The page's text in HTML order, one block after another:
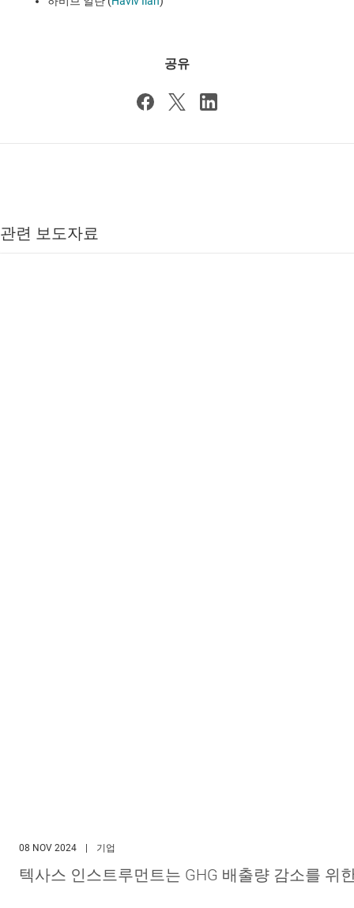
공유
관련 보도자료
08 NOV 2024 | 기업
텍사스 인스트루먼트는 GHG 배출량 감소를 위